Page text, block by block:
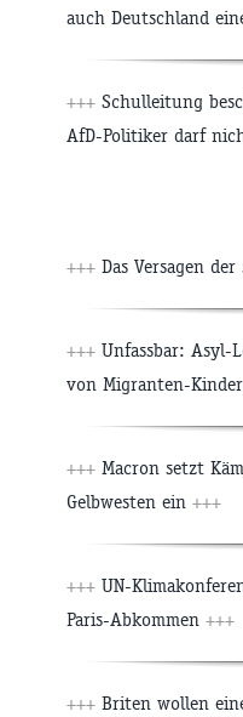
auch Deutschland
+++ Schulleitung
AfD-Politiker darf
+++ Das Versagen
+++ Unfassbar: Asyl-
von Migranten-
+++ Macron setzt
Gelbwesten ein +++
+++ UN-
Paris-Abkommen +++
+++ Briten wollen